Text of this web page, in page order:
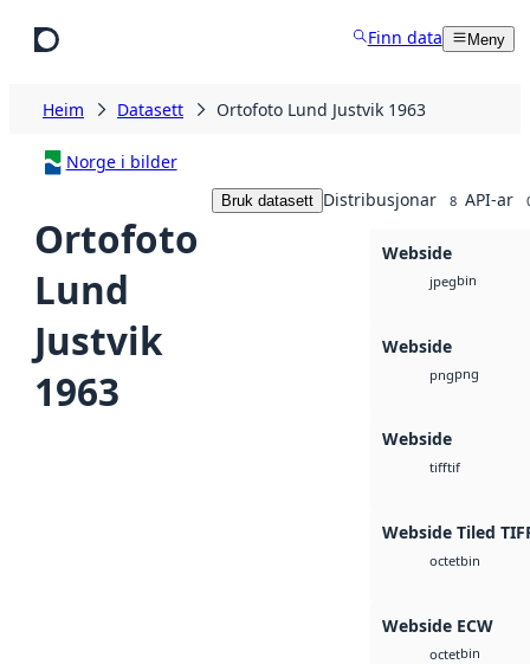
Finn data Meny
Heim Datasett Ortofoto Lund Justvik 1963
Norge i bilder
Ortofoto
Lund
Justvik
1963
Bruk datasett Distribusjonar 8 API-ar
Webside
jpegbin
Webside
pngpng
Webside
tifftif
Webside Tiled
octetbin
Webside ECW
octetbin